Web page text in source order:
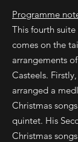
Programme
This fourth
comes on the
arrangements
Casteels.
arranged a
Christmas
quintet. His
Christmas